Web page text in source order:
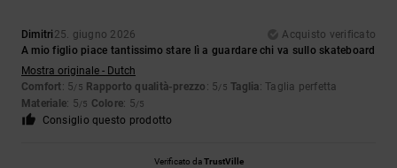
Dimitri 25. giugno 2026
Acquisto verificato
A mio figlio piace tantissimo stare lì a guardare chi va sullo skateboard
Mostra originale - Dutch
Comfort: 5/5 Rapporto qualità-prezzo : 5/5 Taglia: Taglia perfetta
Materiale: 5/5 Colore: 5/5
Consiglio questo prodotto
Verificato daTrustVille